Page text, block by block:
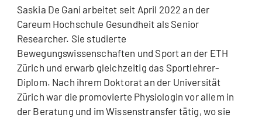
Saskia De Gani arbeitet seit April 2022 an der
Careum Hochschule Gesundheit als Senior
Researcher. Sie studierte
Bewegungswissenschaften und Sport an der ETH
Zürich und erwarb gleichzeitig das Sportlehrer-
Diplom. Nach ihrem Doktorat an der Universität
Zürich war die promovierte Physiologin vor allem in
der Beratung und im Wissenstransfer tätig, wo sie